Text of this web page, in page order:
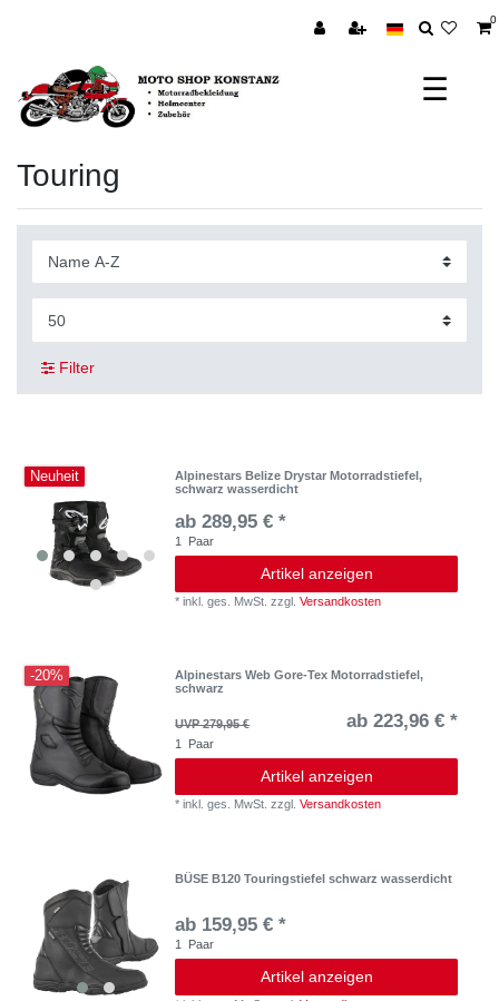
0
☰
Touring
Filter
Neuheit
Alpinestars Belize Drystar Motorradstiefel,
schwarz wasserdicht
ab 289,95 € *
1 Paar
Artikel anzeigen
*inkl. ges. MwSt. zzgl.Versandkosten
-20%
Alpinestars Web Gore-Tex Motorradstiefel,
schwarz
UVP 279,95 € ab 223,96 € *
1 Paar
Artikel anzeigen
*inkl. ges. MwSt. zzgl.Versandkosten
BÜSE B120 Touringstiefel schwarz wasserdicht
ab 159,95 € *
1 Paar
Artikel anzeigen